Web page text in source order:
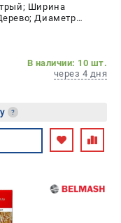
Ширина
Диаметр
В наличии: 10 шт.
через 4 дня
?